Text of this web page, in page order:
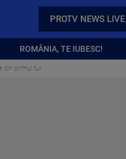
PROTV NEWS LIVE
ROMÂNIA, TE IUBESC!
din primul tur